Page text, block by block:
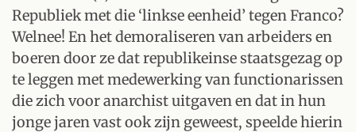
Republiek met die ‘linkse eenheid’ tegen Franco?
Welnee! En het demoraliseren van arbeiders en
boeren door ze dat republikeinse staatsgezag op
te leggen met medewerking van functionarissen
die zich voor anarchist uitgaven en dat in hun
jonge jaren vast ook zijn geweest, speelde hierin